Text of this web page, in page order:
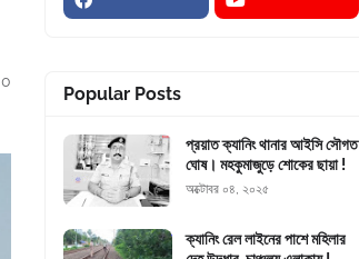
0
Popular Posts
প্রয়াত ক্যানিং থানার আইসি সৌগত
ঘোষ। মহকুমাজুড়ে শোকের ছায়া !
অক্টোবর ০৪, ২০২৫
ক্যানিং রেল লাইনের পাশে মহিলার